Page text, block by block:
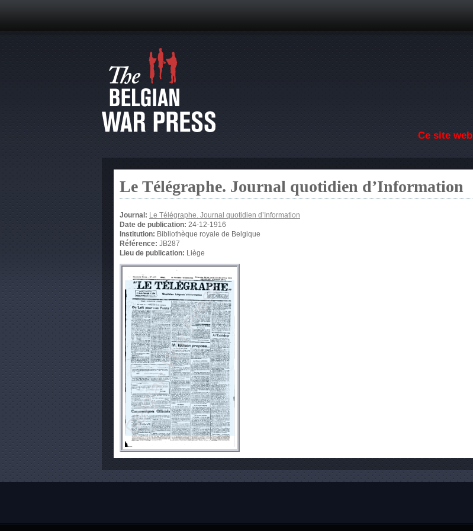
Ce site web
Le Télégraphe. Journal quotidien d’Information
Journal: Le Télégraphe. Journal quotidien d’Information
Date de publication: 24-12-1916
Institution: Bibliothèque royale de Belgique
Référence: JB287
Lieu de publication: Liège